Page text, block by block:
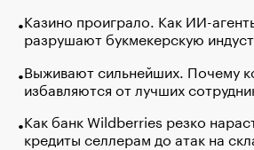
Казино проиграло. Как ИИ-
разрушают букмекерскую
Выживают сильнейших. Почему
избавляются от лучших
Как банк Wildberries резко
кредиты селлерам до атак на